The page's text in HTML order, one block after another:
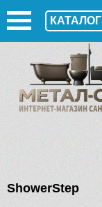
КАТАЛОГ
ShowerStep